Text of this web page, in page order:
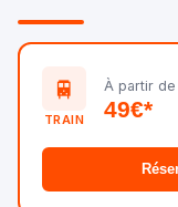
🚆
TRAIN
À partir de
49€*